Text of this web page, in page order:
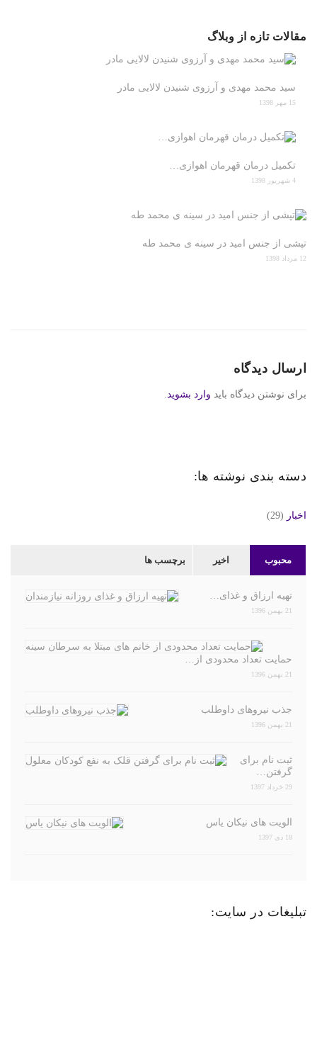
مقالات تازه از وبلاگ
سید محمد مهدی و آرزوی شنیدن لالایی مادر
15 مهر 1398
تکمیل درمان قهرمان اهوازی…
4 شهریور 1398
تپشی از جنس امید در سینه ی محمد طه
12 مرداد 1398
ارسال دیدگاه
برای نوشتن دیدگاه باید وارد بشوید.
دسته بندی نوشته ها:
اخبار (29)
محبوب اخیر برچسب ها
تهیه ارزاق و غذای…
21 بهمن 1396
حمایت تعداد محدودی از…
21 بهمن 1396
جذب نیروهای داوطلب
21 بهمن 1396
ثبت نام برای
گرفتن…
29 خرداد 1397
الویت های نیکان یاس
18 دی 1397
تبلیغات در سایت: